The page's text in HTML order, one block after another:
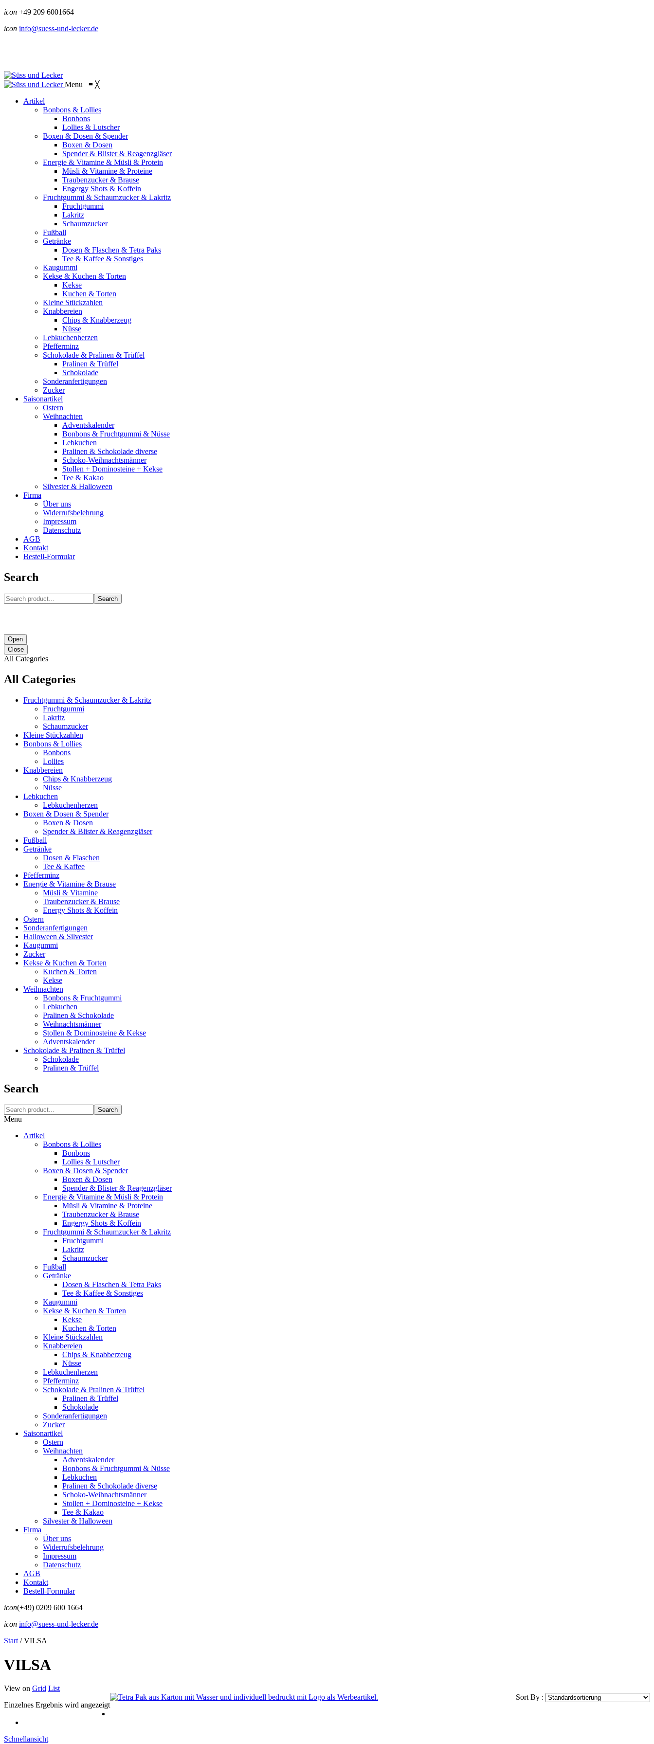
icon +49 209 6001664
icon info@suess-und-lecker.de
Menu ≡ ╳
Artikel
Bonbons & Lollies
Bonbons
Lollies & Lutscher
Boxen & Dosen & Spender
Boxen & Dosen
Spender & Blister & Reagenzgläser
Energie & Vitamine & Müsli & Protein
Müsli & Vitamine & Proteine
Traubenzucker & Brause
Engergy Shots & Koffein
Fruchtgummi & Schaumzucker & Lakritz
Fruchtgummi
Lakritz
Schaumzucker
Fußball
Getränke
Dosen & Flaschen & Tetra Paks
Tee & Kaffee & Sonstiges
Kaugummi
Kekse & Kuchen & Torten
Kekse
Kuchen & Torten
Kleine Stückzahlen
Knabbereien
Chips & Knabberzeug
Nüsse
Lebkuchenherzen
Pfefferminz
Schokolade & Pralinen & Trüffel
Pralinen & Trüffel
Schokolade
Sonderanfertigungen
Zucker
Saisonartikel
Ostern
Weihnachten
Adventskalender
Bonbons & Fruchtgummi & Nüsse
Lebkuchen
Pralinen & Schokolade diverse
Schoko-Weihnachtsmänner
Stollen + Dominosteine + Kekse
Tee & Kakao
Silvester & Halloween
Firma
Über uns
Widerrufsbelehrung
Impressum
Datenschutz
AGB
Kontakt
Bestell-Formular
Search
Search
Open
Close
All Categories
All Categories
Fruchtgummi & Schaumzucker & Lakritz
Fruchtgummi
Lakritz
Schaumzucker
Kleine Stückzahlen
Bonbons & Lollies
Bonbons
Lollies
Knabbereien
Chips & Knabberzeug
Nüsse
Lebkuchen
Lebkuchenherzen
Boxen & Dosen & Spender
Boxen & Dosen
Spender & Blister & Reagenzgläser
Fußball
Getränke
Dosen & Flaschen
Tee & Kaffee
Pfefferminz
Energie & Vitamine & Brause
Müsli & Vitamine
Traubenzucker & Brause
Energy Shots & Koffein
Ostern
Sonderanfertigungen
Halloween & Silvester
Kaugummi
Zucker
Kekse & Kuchen & Torten
Kuchen & Torten
Kekse
Weihnachten
Bonbons & Fruchtgummi
Lebkuchen
Pralinen & Schokolade
Weihnachtsmänner
Stollen & Dominosteine & Kekse
Adventskalender
Schokolade & Pralinen & Trüffel
Schokolade
Pralinen & Trüffel
Search
Search
Menu
Artikel
Bonbons & Lollies
Bonbons
Lollies & Lutscher
Boxen & Dosen & Spender
Boxen & Dosen
Spender & Blister & Reagenzgläser
Energie & Vitamine & Müsli & Protein
Müsli & Vitamine & Proteine
Traubenzucker & Brause
Engergy Shots & Koffein
Fruchtgummi & Schaumzucker & Lakritz
Fruchtgummi
Lakritz
Schaumzucker
Fußball
Getränke
Dosen & Flaschen & Tetra Paks
Tee & Kaffee & Sonstiges
Kaugummi
Kekse & Kuchen & Torten
Kekse
Kuchen & Torten
Kleine Stückzahlen
Knabbereien
Chips & Knabberzeug
Nüsse
Lebkuchenherzen
Pfefferminz
Schokolade & Pralinen & Trüffel
Pralinen & Trüffel
Schokolade
Sonderanfertigungen
Zucker
Saisonartikel
Ostern
Weihnachten
Adventskalender
Bonbons & Fruchtgummi & Nüsse
Lebkuchen
Pralinen & Schokolade diverse
Schoko-Weihnachtsmänner
Stollen + Dominosteine + Kekse
Tee & Kakao
Silvester & Halloween
Firma
Über uns
Widerrufsbelehrung
Impressum
Datenschutz
AGB
Kontakt
Bestell-Formular
icon(+49) 0209 600 1664
icon info@suess-und-lecker.de
Start /VILSA
VILSA
View on Grid List
Einzelnes Ergebnis wird angezeigt
Sort By :
Schnellansicht